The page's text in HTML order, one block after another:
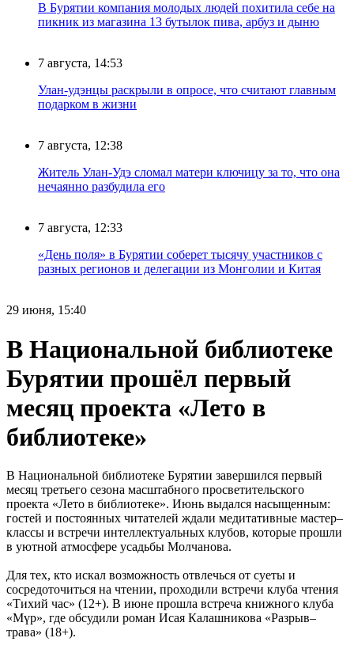
В Бурятии компания молодых людей похитила себе на
пикник из магазина 13 бутылок пива, арбуз и дыню
7 августа, 14:53
Улан-удэнцы раскрыли в опросе, что считают главным
подарком в жизни
7 августа, 12:38
Житель Улан-Удэ сломал матери ключицу за то, что она
нечаянно разбудила его
7 августа, 12:33
«День поля» в Бурятии соберет тысячу участников с
разных регионов и делегации из Монголии и Китая
29 июня, 15:40
В Национальной библиотеке
Бурятии прошёл первый
месяц проекта «Лето в
библиотеке»
В Национальной библиотеке Бурятии завершился первый
месяц третьего сезона масштабного просветительского
проекта «Лето в библиотеке». Июнь выдался насыщенным:
гостей и постоянных читателей ждали медитативные мастер–
классы и встречи интеллектуальных клубов, которые прошли
в уютной атмосфере усадьбы Молчанова.
Для тех, кто искал возможность отвлечься от суеты и
сосредоточиться на чтении, проходили встречи клуба чтения
«Тихий час» (12+). В июне прошла встреча книжного клуба
«Мүр», где обсудили роман Исая Калашникова «Разрыв–
трава» (18+).